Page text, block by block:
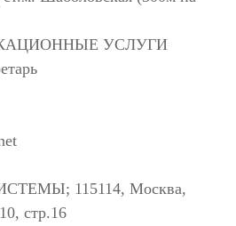
УСЛУГИ
115114, Москва,
стр.16